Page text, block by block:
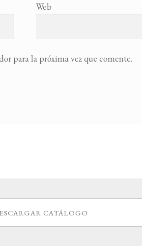
Web
para la próxima vez que comente.
CATÁLOGO